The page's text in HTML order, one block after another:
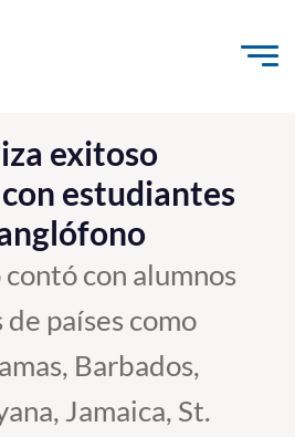
al contenido
e Innovación
exitoso
estudiantes
con alumnos
países como
Barbados,
Jamaica, St.